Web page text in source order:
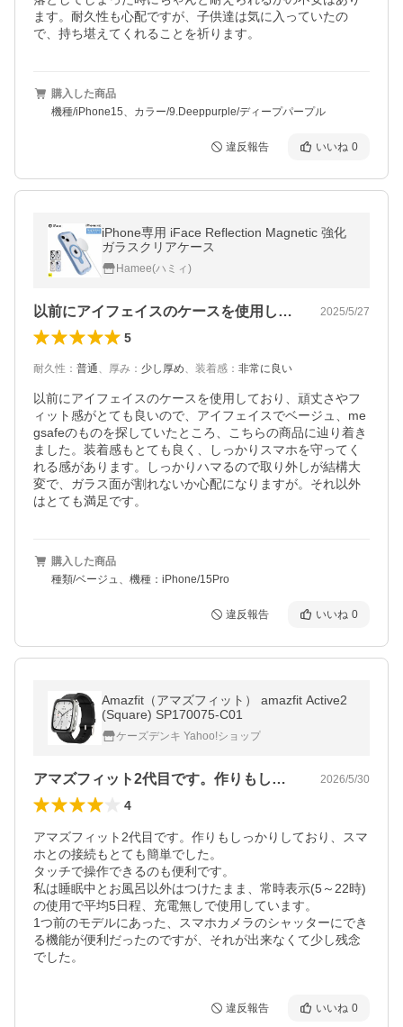
ます。耐久性も心配ですが、子供達は気に入っていたの
で、持ち堪えてくれることを祈ります。
購入した商品
機種/iPhone15、カラー/9.Deeppurple/ディープパープル
違反報告 いいね 0
iPhone専用 iFace Reflection Magnetic 強化
ガラスクリアケース
Hamee(ハミィ)
以前にアイフェイスのケースを使用してお… 2025/5/27
5
耐久性 ： 普通、 厚み ： 少し厚め、 装着感 ： 非常に良い
以前にアイフェイスのケースを使用しており、頑丈さやフ
ィット感がとても良いので、アイフェイスでベージュ、me
gsafeのものを探していたところ、こちらの商品に辿り着き
ました。装着感もとても良く、しっかりスマホを守ってく
れる感があります。しっかりハマるので取り外しが結構大
変で、ガラス面が割れないか心配になりますが。それ以外
はとても満足です。
購入した商品
種類/ベージュ、機種：iPhone/15Pro
違反報告 いいね 0
Amazfit（アマズフィット） amazfit Active2
(Square) SP170075-C01
ケーズデンキ Yahoo!ショップ
アマズフィット2代目です。作りもしっか… 2026/5/30
4
アマズフィット2代目です。作りもしっかりしており、スマ
ホとの接続もとても簡単でした。
タッチで操作できるのも便利です。
私は睡眠中とお風呂以外はつけたまま、常時表示(5～22時)
の使用で平均5日程、充電無しで使用しています。
1つ前のモデルにあった、スマホカメラのシャッターにでき
る機能が便利だったのですが、それが出来なくて少し残念
でした。
違反報告 いいね 0